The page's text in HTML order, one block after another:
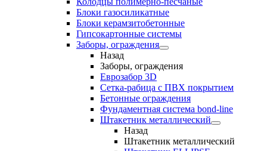
Блоки газосиликатные
Блоки керамзитобетонные
Гипсокартонные системы
Заборы, ограждения
Назад
Заборы, ограждения
Еврозабор 3D
Сетка-рабица с ПВХ покрытием
Бетонные ограждения
Фундаментная система bond-line
Штакетник металлический
Назад
Штакетник металлический